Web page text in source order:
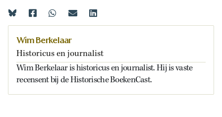
Wim Berkelaar
Historicus en journalist
Wim Berkelaar is historicus en journalist. Hij is vaste
recensent bij de Historische BoekenCast.